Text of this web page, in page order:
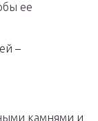
ее
–
камнями и